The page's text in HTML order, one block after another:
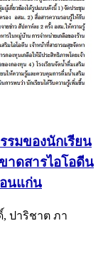
มของนักเรียน
าดสารไอโอดีน
นแก่น
ปาริชาต ภา